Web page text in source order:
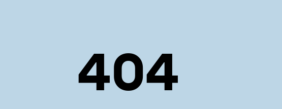
404